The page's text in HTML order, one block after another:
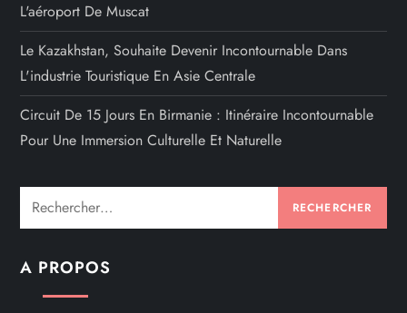
L'aéroport De Muscat
Le Kazakhstan, Souhaite Devenir Incontournable Dans
L'industrie Touristique En Asie Centrale
Circuit De 15 Jours En Birmanie : Itinéraire Incontournable
Pour Une Immersion Culturelle Et Naturelle
Rechercher :
A PROPOS